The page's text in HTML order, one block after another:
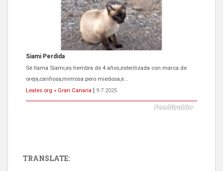
Siami Perdida
Se llama Siami,es hembra de 4 años,esterilizada con marca de
oreja,cariñosa,mimosa pero miedosa,e...
Leales.org » Gran Canaria
9.7.2025
TRANSLATE: